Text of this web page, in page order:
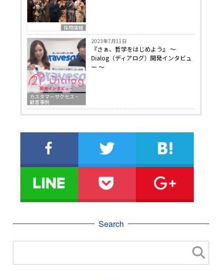
採用情報
カスタマーサクセス・
顧客事例
2023年7月11日
『さぁ、哲学をはじめよう』 〜
Dialog（ディアログ）開発インタビュ
ー 〜
Search